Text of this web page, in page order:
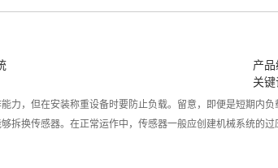
产
关键
力，但在安装称重设备时要防止负载。留意，即便是短期内
拆换传感器。在正常运作中，传感器一般应创建机械系统的过